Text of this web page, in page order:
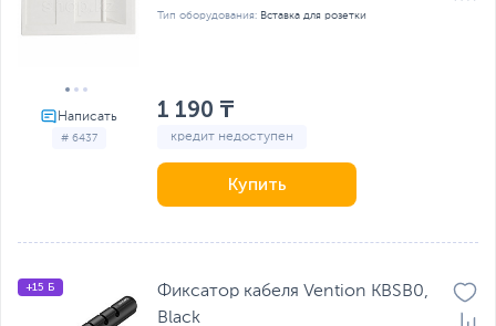
# 6437
Тип оборудования: Вставка для розетки
1 190 ₸
кредит недоступен
Купить
+15 Б
Фиксатор кабеля Vention KBSB0,
Black